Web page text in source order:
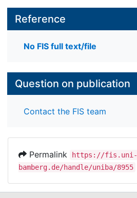
Reference
No FIS full text/file
Question on publication
Contact the FIS team
Permalink
https://fis.uni-
bamberg.de/handle/uniba/8955